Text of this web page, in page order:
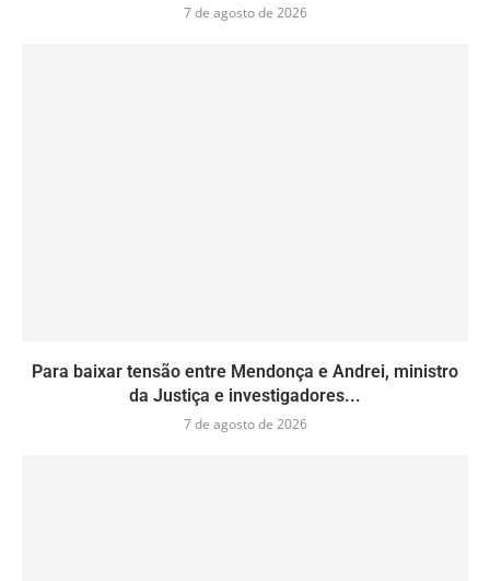
7 de agosto de 2026
Para baixar tensão entre Mendonça e Andrei, ministro
da Justiça e investigadores...
7 de agosto de 2026